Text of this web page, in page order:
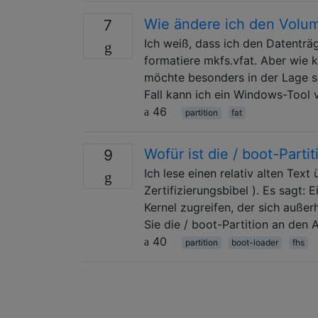
7 Wie ändere ich den
Ich weiß, dass ich den
formatiere mkfs.vfat. Aber wie
möchte besonders in der Lage
Fall kann ich ein Windows-
46
partition fat
9 Wofür ist die / boot-
Ich lese einen relativ alten Text
Zertifizierungsbibel ). Es sagt:
Kernel zugreifen, der sich
Sie die / boot-Partition an den
40
partition boot-loader fhs